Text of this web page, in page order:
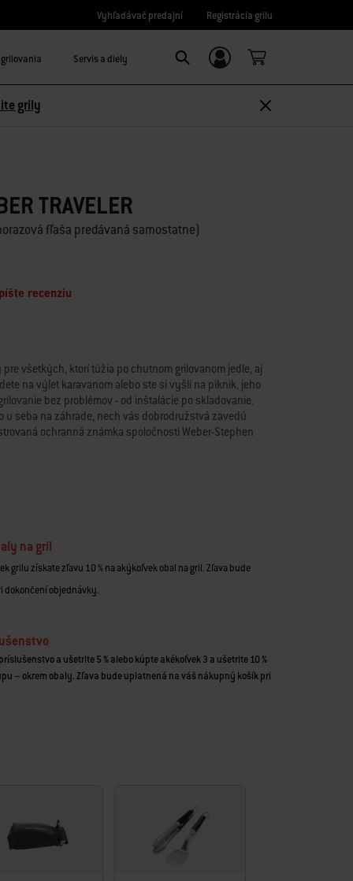
Vyhľadávač predajní Registrácia grilu
Servis a diely Prihláste sa/Zaregistrujte sa
grily
TRAVELER
fľaša predávaná samostatne)
recenziu
pre všetkých, ktorí túžia po chutnom grilovanom jedle, aj
na výlet karavanom alebo ste si vyšli na piknik, jeho
bez problémov - od inštalácie po skladovanie.
u seba na záhrade, nech vás dobrodružstvá zavedú
ochranná známka spoločnosti Weber-Stephen
umožňuje grilovať všetko - od palaciniek až po
tam, kam aj vy
na grilovanie trvá doslova moment
na gril
grilu získate zľavu 10 % na akýkoľvek obal na gril. Zľava bude
dokončení objednávky.
a ušetrite 5 % alebo kúpte akékoľvek 3 a ušetrite 10 %
– okrem obaly. Zľava bude uplatnená na váš nákupný košík pri